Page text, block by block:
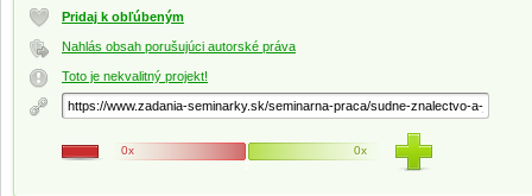
Pridaj k obľúbeným
Nahlás obsah porušujúci autorské práva
Toto je nekvalitný projekt!
0x 0x